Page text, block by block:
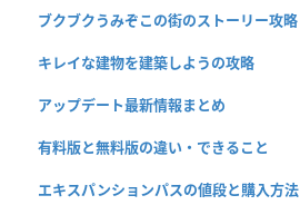
ブクブクうみぞこの街のストーリー攻略
キレイな建物を建築しようの攻略
アップデート最新情報まとめ
有料版と無料版の違い・できること
エキスパンションパスの値段と購入方法